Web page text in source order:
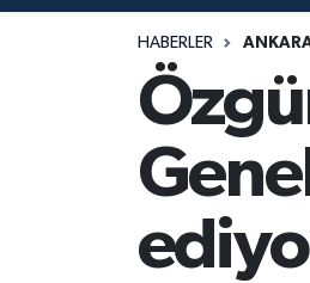
HABERLER
Magazin
Mersin Tarihi